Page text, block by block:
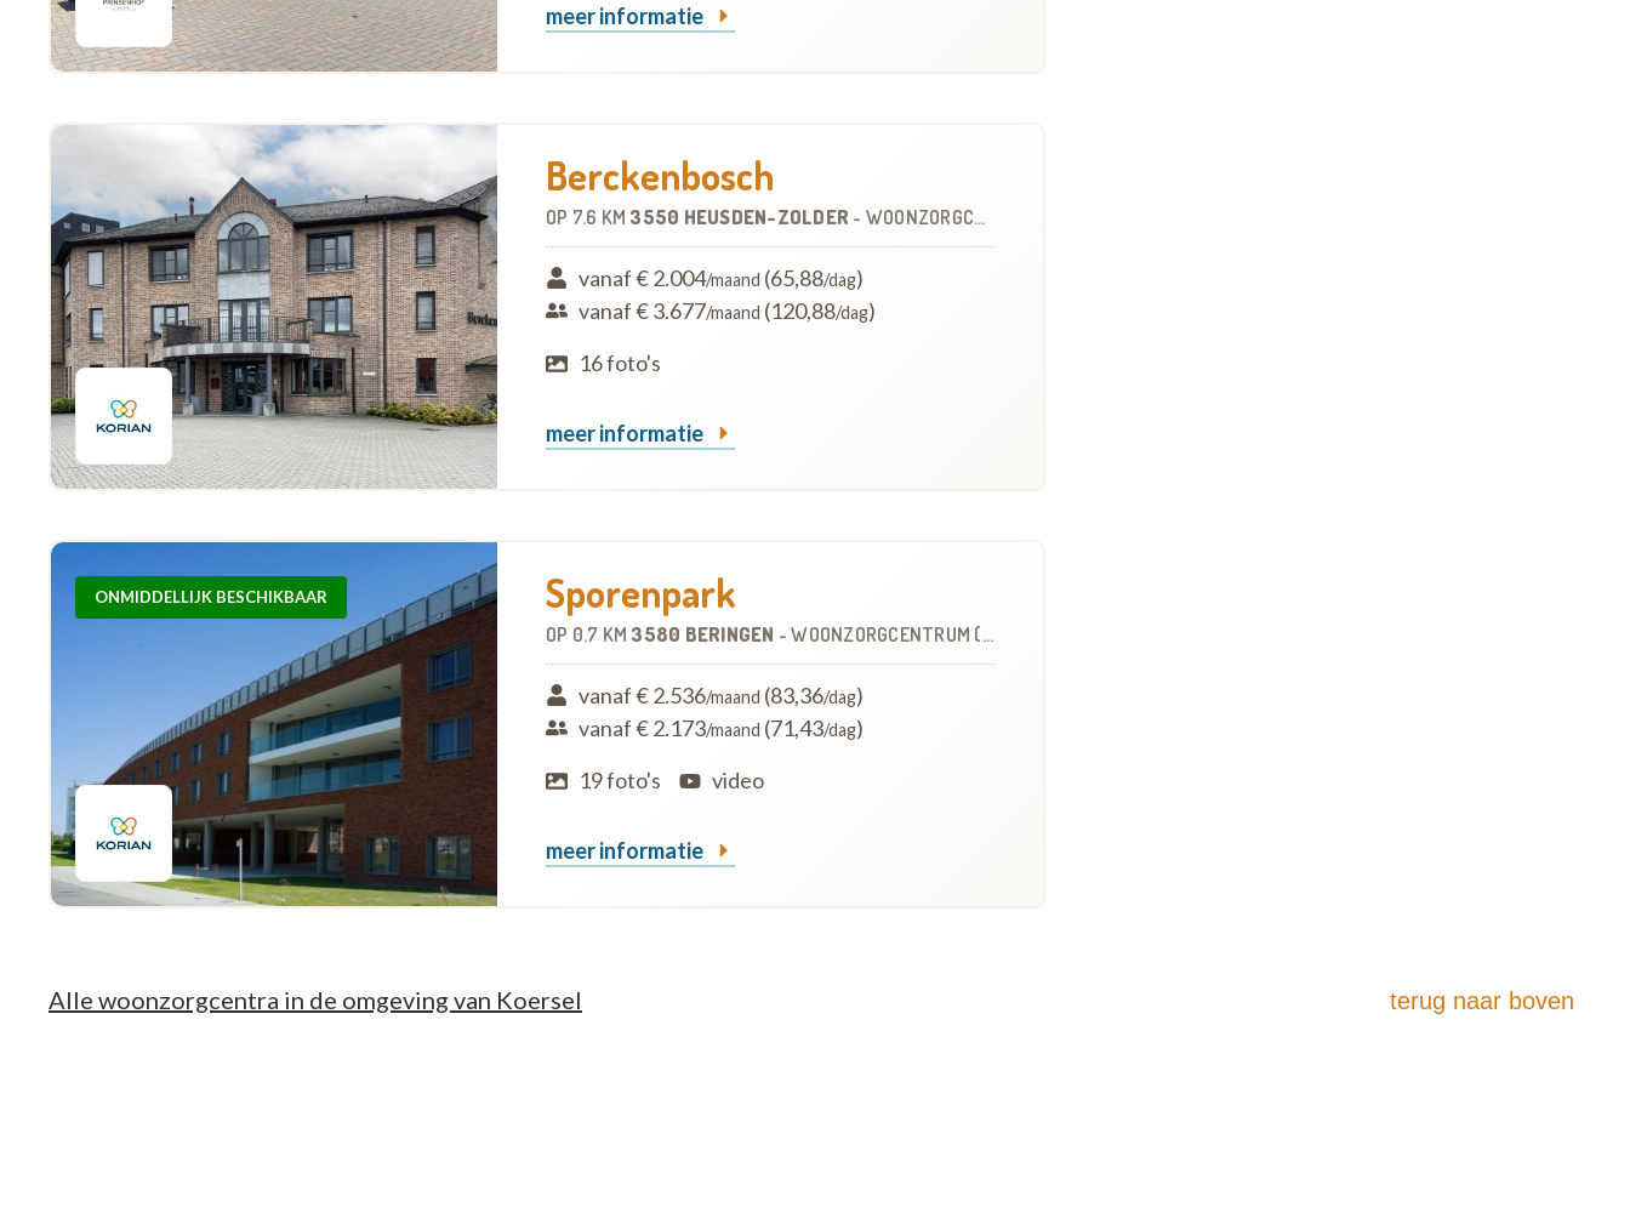
meer informatie
Berckenbosch
OP 7.6 KM 3550 HEUSDEN-ZOLDER - WOONZORGCENTRUM (WZC)
vanaf € 2.004/maand (65,88/dag)
vanaf € 3.677/maand (120,88/dag)
16 foto's
meer informatie
ONMIDDELLIJK BESCHIKBAAR Sporenpark
OP 0.7 KM 3580 BERINGEN -WOONZORGCENTRUM (WZC)
vanaf € 2.536/maand (83,36/dag)
vanaf € 2.173/maand (71,43/dag)
19 foto's
video
meer informatie
Alle woonzorgcentra in de omgeving van Koersel terug naar boven